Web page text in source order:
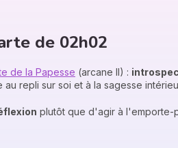
de 02h02
de la Papesse (arcane II) :
au repli sur soi et à la sagesse
plutôt que d'agir à l'emporte-